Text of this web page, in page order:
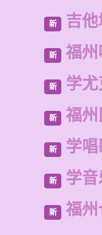
新 吉
新 福
新 学
新 福
新 学
新 学
新 福